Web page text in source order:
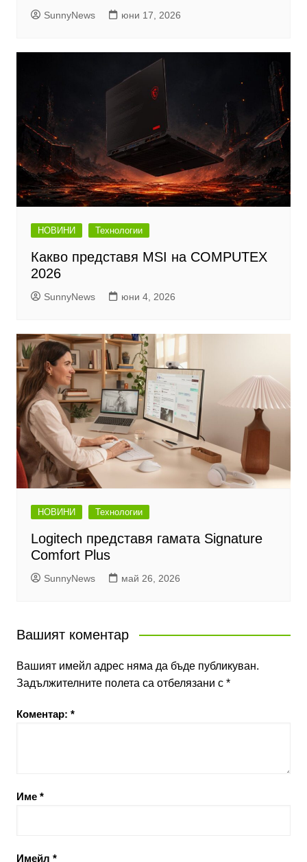
SunnyNews юни 17, 2026
НОВИНИ Технологии
Какво представя MSI на COMPUTEX
2026
SunnyNews юни 4, 2026
НОВИНИ Технологии
Logitech представя гамата Signature
Comfort Plus
SunnyNews май 26, 2026
Вашият коментар
Вашият имейл адрес няма да бъде публикуван.
Задължителните полета са отбелязани с *
Коментар: *
Име *
Имейл *